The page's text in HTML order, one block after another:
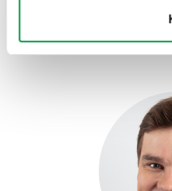
Lisätietoja antaa
koordinaattori Kalle